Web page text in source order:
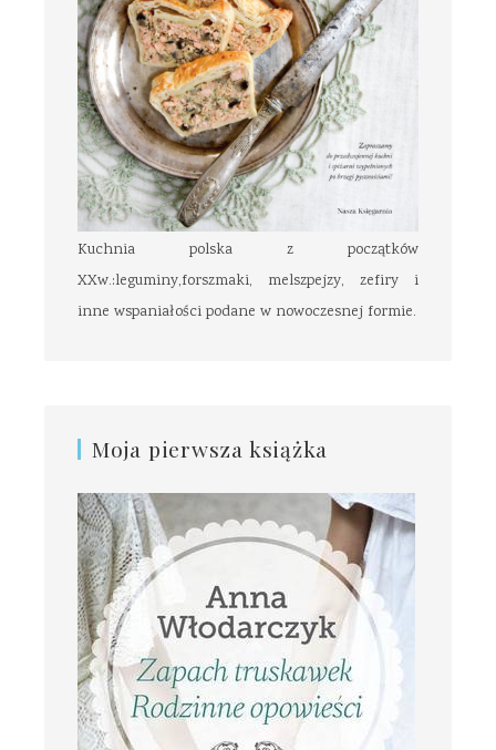
Kuchnia polska z początków
XXw.:leguminy,forszmaki, melszpejzy, zefiry i
inne wspaniałości podane w nowoczesnej formie.
Moja pierwsza książka